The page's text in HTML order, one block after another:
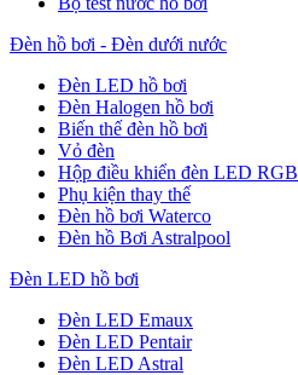
Đèn hồ bơi - Đèn dưới nước
Đèn LED hồ bơi
Đèn Halogen hồ bơi
Biến thế đèn hồ bơi
Vỏ đèn
Hộp điều khiển đèn LED RGB
Phụ kiện thay thế
Đèn hồ bơi Waterco
Đèn hồ Bơi Astralpool
Đèn LED hồ bơi
Đèn LED Emaux
Đèn LED Pentair
Đèn LED Astral